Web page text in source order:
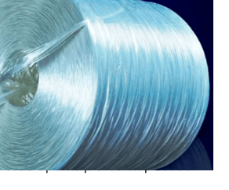
orto-tereftálica, tixotrópica y
alta reactividad, lo cual permite
curado y excelentes
en procesos de
que minimiza y optimiza
de laminación en sus
con tecnología y asesoría de
de ingeniería en la
todo tipo de piezas en plástico